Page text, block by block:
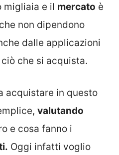
migliaia e il mercato è
non dipendono
dalle applicazioni
che si acquista.
acquistare in questo
valutando
e cosa fanno i
Oggi infatti voglio